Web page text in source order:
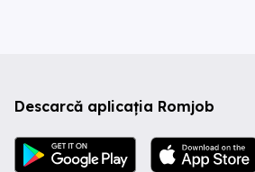
Descarcă aplicația Romjob